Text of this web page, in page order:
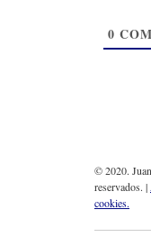
0
© 2020.
reservados. |
cookies.